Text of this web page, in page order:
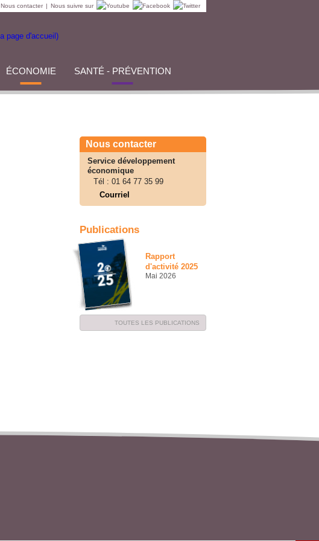
Nous contacter | Nous suivre sur
ÉCONOMIE SANTÉ - PRÉVENTION
Nous contacter
Service développement
économique
Tél : 01 64 77 35 99
Courriel
Publications
Rapport
d'activité 2025
Mai 2026
TOUTES LES PUBLICATIONS